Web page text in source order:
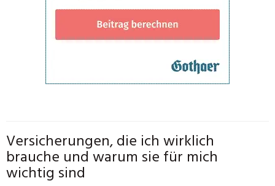
Versicherungen, die ich wirklich
brauche und warum sie für mich
wichtig sind